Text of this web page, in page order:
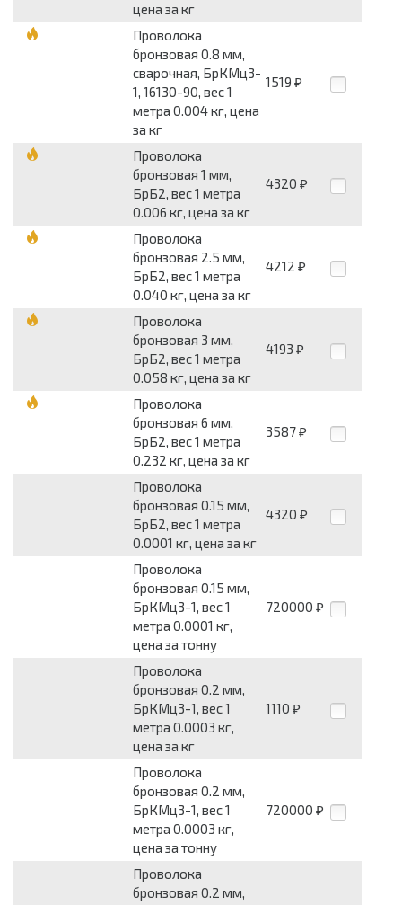
цена за кг
Проволока
бронзовая 0.8 мм,
сварочная, БрКМц3-
1, 16130-90, вес 1
метра 0.004 кг, цена
за кг
1519 ₽
Проволока
бронзовая 1 мм,
БрБ2, вес 1 метра
0.006 кг, цена за кг
4320 ₽
Проволока
бронзовая 2.5 мм,
БрБ2, вес 1 метра
0.040 кг, цена за кг
4212 ₽
Проволока
бронзовая 3 мм,
БрБ2, вес 1 метра
0.058 кг, цена за кг
4193 ₽
Проволока
бронзовая 6 мм,
БрБ2, вес 1 метра
0.232 кг, цена за кг
3587 ₽
Проволока
бронзовая 0.15 мм,
БрБ2, вес 1 метра
0.0001 кг, цена за кг
4320 ₽
Проволока
бронзовая 0.15 мм,
БрКМц3-1, вес 1
метра 0.0001 кг,
цена за тонну
720000 ₽
Проволока
бронзовая 0.2 мм,
БрКМц3-1, вес 1
метра 0.0003 кг,
цена за кг
1110 ₽
Проволока
бронзовая 0.2 мм,
БрКМц3-1, вес 1
метра 0.0003 кг,
цена за тонну
720000 ₽
Проволока
бронзовая 0.2 мм,